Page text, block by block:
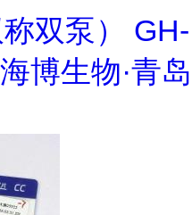
双泵） GH-
博生物·青岛